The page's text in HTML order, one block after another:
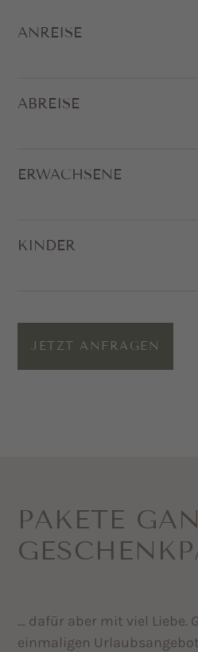
ANREISE
ABREISE
ERWACHSENE
KINDER
JETZT ANFRAGEN
PAKETE
… dafür aber mit viel Liebe.
einmaligen